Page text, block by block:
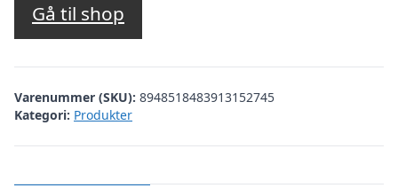
Gå til shop
Varenummer (SKU): 8948518483913152745
Kategori: Produkter